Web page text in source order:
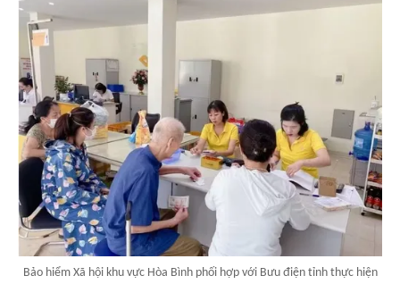
Bảo hiểm Xã hội khu vực Hòa Bình phối hợp với Bưu điện tỉnh thực hiện